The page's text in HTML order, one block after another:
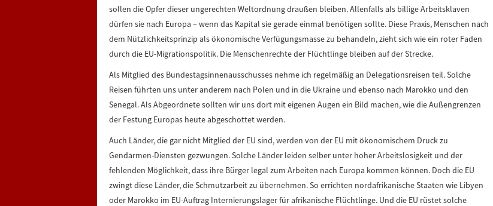
sollen die Opfer dieser ungerechten Weltordnung draußen bleiben. Allenfalls als billige Arbeitsklaven
dürfen sie nach Europa – wenn das Kapital sie gerade einmal benötigen sollte. Diese Praxis, Menschen nach
dem Nützlichkeitsprinzip als ökonomische Verfügungsmasse zu behandeln, zieht sich wie ein roter Faden
durch die EU-Migrationspolitik. Die Menschenrechte der Flüchtlinge bleiben auf der Strecke.
Als Mitglied des Bundestagsinnenausschusses nehme ich regelmäßig an Delegationsreisen teil. Solche
Reisen führten uns unter anderem nach Polen und in die Ukraine und ebenso nach Marokko und den
Senegal. Als Abgeordnete sollten wir uns dort mit eigenen Augen ein Bild machen, wie die Außengrenzen
der Festung Europas heute abgeschottet werden.
Auch Länder, die gar nicht Mitglied der EU sind, werden von der EU mit ökonomischem Druck zu
Gendarmen-Diensten gezwungen. Solche Länder leiden selber unter hoher Arbeitslosigkeit und der
fehlenden Möglichkeit, dass ihre Bürger legal zum Arbeiten nach Europa kommen können. Doch die EU
zwingt diese Länder, die Schmutzarbeit zu übernehmen. So errichten nordafrikanische Staaten wie Libyen
oder Marokko im EU-Auftrag Internierungslager für afrikanische Flüchtlinge. Und die EU rüstet solche